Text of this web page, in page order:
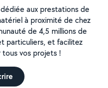
aux prestations de
à proximité de chez
de 4,5 millions de
particuliers, et facilitez
vos projets !